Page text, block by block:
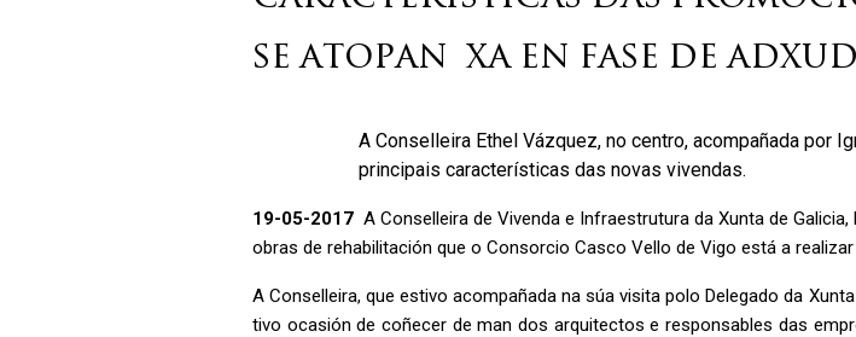
se atopan xa en fase de
A Conselleira Ethel Vázquez, no centro, acompañada por
principais características das novas vivendas.
19-05-2017 A Conselleira de Vivenda e Infraestrutura da Xunta de
obras de rehabilitación que o Consorcio Casco Vello de Vigo está a
A Conselleira, que estivo acompañada na súa visita polo Delegado da
tivo ocasión de coñecer de man dos arquitectos e responsables das